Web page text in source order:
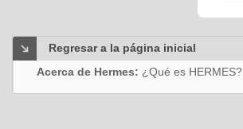
Regresar a la página inicial
Acerca de Hermes: ¿Qué es HERMES?